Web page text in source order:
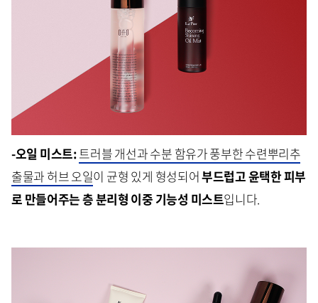
-오일 미스트:트러블 개선과 수분 함유가 풍부한 수련뿌리추
출물과 허브 오일이 균형 있게 형성되어부드럽고 윤택한 피부
로 만들어주는 층 분리형 이중 기능성 미스트입니다.